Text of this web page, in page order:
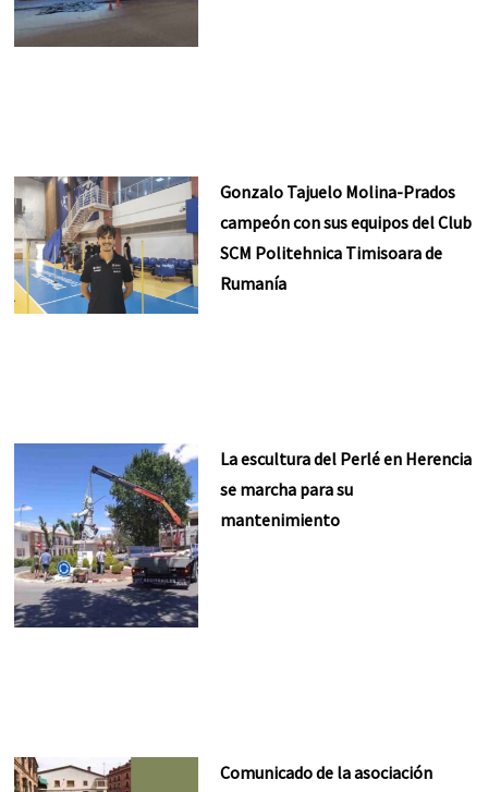
Gonzalo Tajuelo Molina-Prados
campeón con sus equipos del Club
SCM Politehnica Timisoara de
Rumanía
La escultura del Perlé en Herencia
se marcha para su
mantenimiento
Comunicado de la asociación